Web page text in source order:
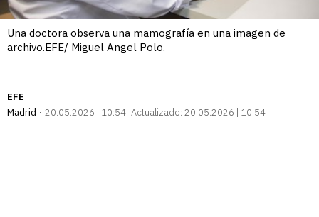
Una doctora observa una mamografía en una imagen de
archivo.EFE/ Miguel Angel Polo.
EFE
Madrid
20.05.2026 | 10:54 Actualizado: 20.05.2026 | 10:54